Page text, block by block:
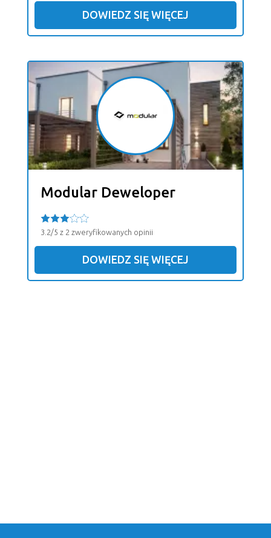
DOWIEDZ SIĘ WIĘCEJ
Modular Deweloper
3.2/5 z 2 zweryfikowanych opinii
DOWIEDZ SIĘ WIĘCEJ